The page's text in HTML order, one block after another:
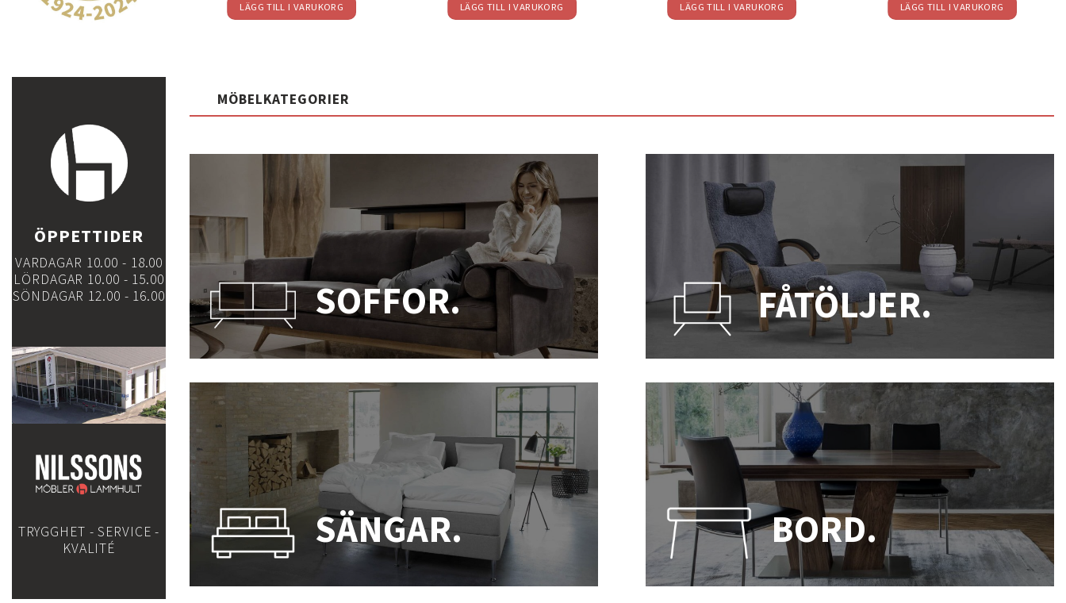
ÖPPETTIDER
VARDAGAR 10.00 - 18.00
LÖRDAGAR 10.00 - 15.00
SÖNDAGAR 12.00 - 16.00
TRYGGHET - SERVICE -
KVALITÉ
LÄGG TILL I VARUKORG LÄGG TILL I VARUKORG LÄGG TILL I VARUKORG LÄGG TILL I VARUKORG
LÄGG TILL I VARUKORG
MÖBELKATEGORIER
SOFFOR. FÅTÖLJER.
SÄNGAR. BORD.